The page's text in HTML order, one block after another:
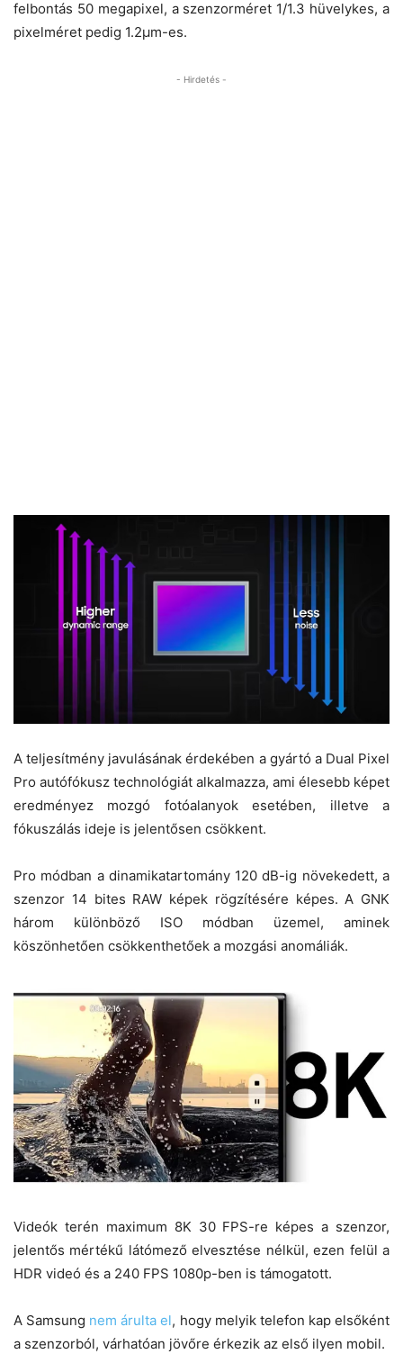
felbontás 50 megapixel, a szenzorméret 1/1.3 hüvelykes, a
pixelméret pedig 1.2µm-es.
- Hirdetés -
A teljesítmény javulásának érdekében a gyártó a Dual Pixel
Pro autófókusz technológiát alkalmazza, ami élesebb képet
eredményez mozgó fotóalanyok esetében, illetve a
fókuszálás ideje is jelentősen csökkent.
Pro módban a dinamikatartomány 120 dB-ig növekedett, a
szenzor 14 bites RAW képek rögzítésére képes. A GNK
három különböző ISO módban üzemel, aminek
köszönhetően csökkenthetőek a mozgási anomáliák.
Videók terén maximum 8K 30 FPS-re képes a szenzor,
jelentős mértékű látómező elvesztése nélkül, ezen felül a
HDR videó és a 240 FPS 1080p-ben is támogatott.
A Samsung nem árulta el, hogy melyik telefon kap elsőként
a szenzorból, várhatóan jövőre érkezik az első ilyen mobil.